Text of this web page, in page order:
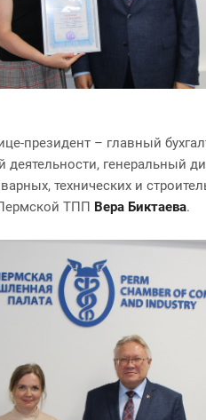
президент – главный
деятельности, генеральный
технических и
ТПП Вера Биктаева.